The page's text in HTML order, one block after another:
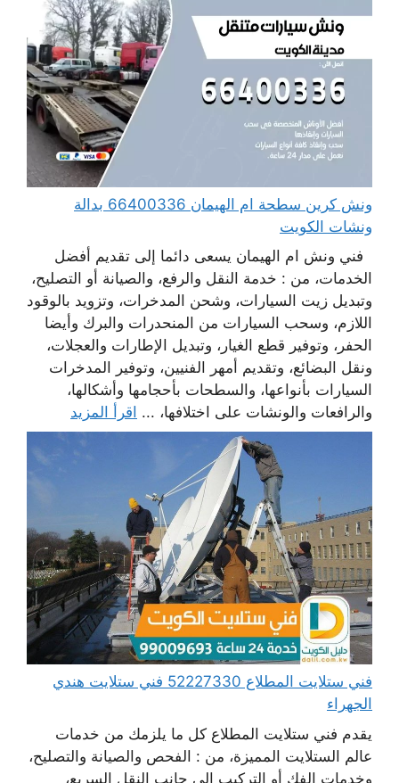
ونش كرين سطحة ام الهيمان 66400336 بدالة
ونشات الكويت
فني ونش ام الهيمان يسعى دائما إلى تقديم أفضل
الخدمات، من : خدمة النقل والرفع، والصيانة أو التصليح،
وتبديل زيت السيارات، وشحن المدخرات، وتزويد بالوقود
اللازم، وسحب السيارات من المنحدرات والبرك وأيضا
الحفر، وتوفير قطع الغيار، وتبديل الإطارات والعجلات،
ونقل البضائع، وتقديم أمهر الفنيين، وتوفير المدخرات
السيارات بأنواعها، والسطحات بأحجامها وأشكالها،
والرافعات والونشات على اختلافها، ... اقرأ المزيد
فني ستلايت المطلاع 52227330 فني ستلايت هندي
الجهراء
يقدم فني ستلايت المطلاع كل ما يلزمك من خدمات
عالم الستلايت المميزة، من : الفحص والصيانة والتصليح،
وخدمات الفك أو التركيب إلى جانب النقل السريع،